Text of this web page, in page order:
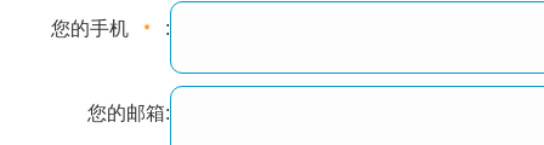
您的手机 :
您的邮箱: